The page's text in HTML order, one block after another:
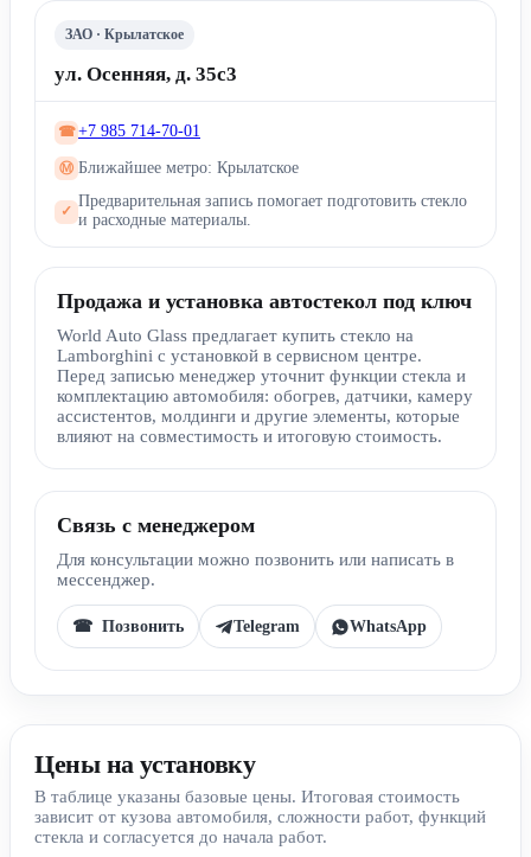
ЗАО · Крылатское
ул. Осенняя, д. 35с3
☎+7 985 714-70-01
Ⓜ Ближайшее метро: Крылатское
✓
Предварительная запись помогает подготовить стекло
и расходные материалы.
Продажа и установка автостекол под ключ
World Auto Glass предлагает купить стекло на
Lamborghini с установкой в сервисном центре.
Перед записью менеджер уточнит функции стекла и
комплектацию автомобиля: обогрев, датчики, камеру
ассистентов, молдинги и другие элементы, которые
влияют на совместимость и итоговую стоимость.
Связь с менеджером
Для консультации можно позвонить или написать в
мессенджер.
☎ Позвонить Telegram WhatsApp
Цены на установку
В таблице указаны базовые цены. Итоговая стоимость
зависит от кузова автомобиля, сложности работ, функций
стекла и согласуется до начала работ.